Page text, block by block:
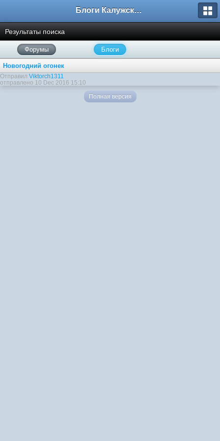
Блоги Калужского перекрестка
Результаты поиска
Форумы Блоги
Новогодний огонек
Отправил Viktorch1311
отправлено 10 Dec 2016 15:10
Полная версия